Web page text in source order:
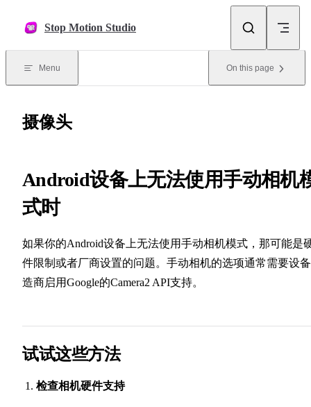
Stop Motion Studio
Menu On this page
摄像头
Android设备上无法使用手动相机
式时
如果你的Android设备上无法使用手动相机模式，那可能是
件限制或者厂商设置的问题。手动相机的选项通常需要设
造商启用Google的Camera2 API支持。
试试这些方法
检查相机硬件支持